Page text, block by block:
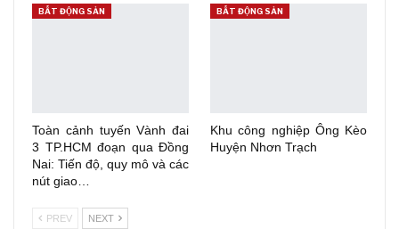
BẤT ĐỘNG SẢN
Toàn cảnh tuyến Vành đai
3 TP.HCM đoạn qua Đồng
Nai: Tiến độ, quy mô và các
nút giao…
BẤT ĐỘNG SẢN
Khu công nghiệp Ông Kèo
Huyện Nhơn Trạch
PREV NEXT